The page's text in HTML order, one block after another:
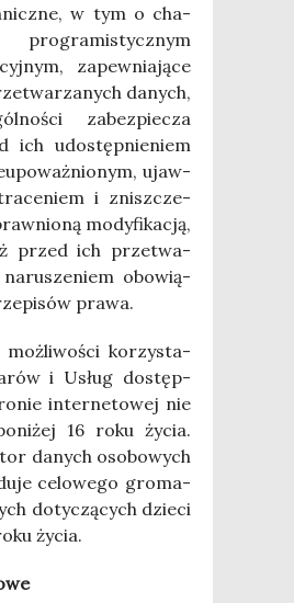
w tym o cha­
zapew­nia­ją­ce
danych,
zabez­pie­cza
ich udo­stęp­nie­niem
ujaw­
i znisz­cze­
mody­fi­ka­cją,
przed ich prze­twa­
obo­wią­
prawa.
moż­li­wo­ści korzy­sta­
i Usług dostęp­
inter­ne­to­wej nie
16 roku życia.
danych oso­bo­wych
celo­we­go gro­ma­
doty­czą­cych dzie­ci
życia.